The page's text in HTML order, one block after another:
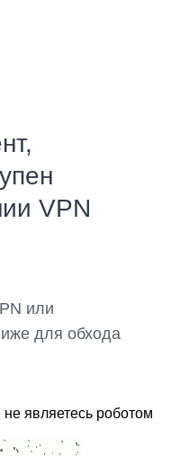
VPN
или
для обхода
являетесь роботом